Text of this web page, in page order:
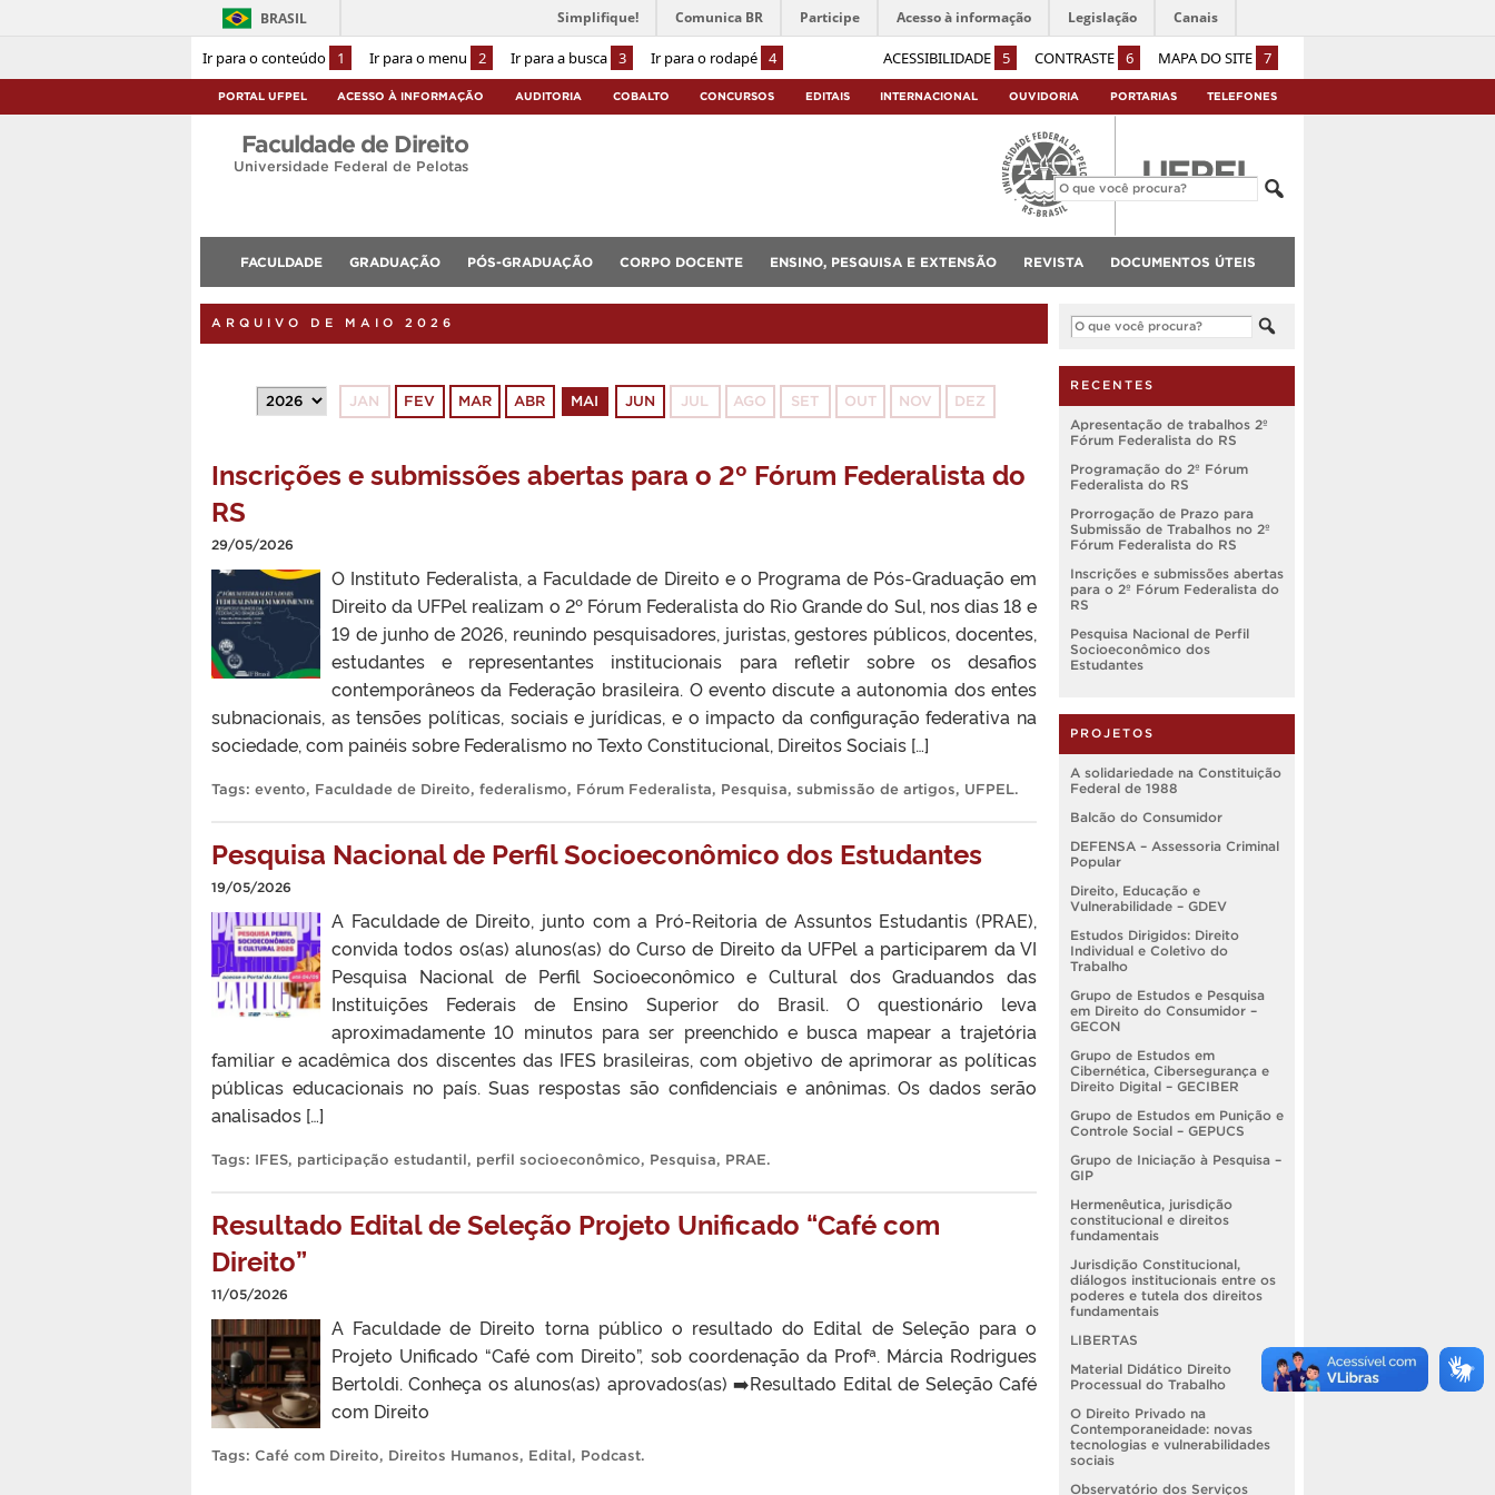
Ir para o conteúdo 1 Ir para o menu 2 Ir para a busca 3 Ir para o rodapé 4 ACESSIBILIDADE 5 CONTRASTE 6 MAPA DO SITE 7
BRASIL Simplifique! Comunica BR Participe Acesso à informação Legislação Canais
PORTAL UFPEL ACESSO À INFORMAÇÃO AUDITORIA COBALTO CONCURSOS EDITAIS INTERNACIONAL OUVIDORIA PORTARIAS TELEFONES
Faculdade de Direito
Universidade Federal de Pelotas
FACULDADE GRADUAÇÃO PÓS-GRADUAÇÃO CORPO DOCENTE ENSINO, PESQUISA E EXTENSÃO REVISTA DOCUMENTOS ÚTEIS
ARQUIVO DE MAIO 2026
JAN FEV MAR ABR MAI JUN JUL AGO SET OUT NOV DEZ
Inscrições e submissões abertas para o 2º Fórum Federalista do
RS
29/05/2026
O Instituto Federalista, a Faculdade de Direito e o Programa de Pós-Graduação em
Direito da UFPel realizam o 2º Fórum Federalista do Rio Grande do Sul, nos dias 18 e
19 de junho de 2026, reunindo pesquisadores, juristas, gestores públicos, docentes,
estudantes e representantes institucionais para refletir sobre os desafios
contemporâneos da Federação brasileira. O evento discute a autonomia dos entes
subnacionais, as tensões políticas, sociais e jurídicas, e o impacto da configuração federativa na
sociedade, com painéis sobre Federalismo no Texto Constitucional, Direitos Sociais […]
Tags: evento, Faculdade de Direito, federalismo, Fórum Federalista, Pesquisa, submissão de artigos, UFPEL.
Pesquisa Nacional de Perfil Socioeconômico dos Estudantes
19/05/2026
A Faculdade de Direito, junto com a Pró-Reitoria de Assuntos Estudantis (PRAE),
convida todos os(as) alunos(as) do Curso de Direito da UFPel a participarem da VI
Pesquisa Nacional de Perfil Socioeconômico e Cultural dos Graduandos das
Instituições Federais de Ensino Superior do Brasil. O questionário leva
aproximadamente 10 minutos para ser preenchido e busca mapear a trajetória
familiar e acadêmica dos discentes das IFES brasileiras, com objetivo de aprimorar as políticas
públicas educacionais no país. Suas respostas são confidenciais e anônimas. Os dados serão
analisados […]
Tags: IFES, participação estudantil, perfil socioeconômico, Pesquisa, PRAE.
Resultado Edital de Seleção Projeto Unificado “Café com
Direito”
11/05/2026
A Faculdade de Direito torna público o resultado do Edital de Seleção para o
Projeto Unificado “Café com Direito”, sob coordenação da Profª. Márcia Rodrigues
Bertoldi. Conheça os alunos(as) aprovados(as) ➡️Resultado Edital de Seleção Café
com Direito
Tags: Café com Direito, Direitos Humanos, Edital, Podcast.
RECENTES
Apresentação de trabalhos 2º
Fórum Federalista do RS
Programação do 2º Fórum
Federalista do RS
Prorrogação de Prazo para
Submissão de Trabalhos no 2º
Fórum Federalista do RS
Inscrições e submissões abertas
para o 2º Fórum Federalista do
RS
Pesquisa Nacional de Perfil
Socioeconômico dos
Estudantes
PROJETOS
A solidariedade na Constituição
Federal de 1988
Balcão do Consumidor
DEFENSA – Assessoria Criminal
Popular
Direito, Educação e
Vulnerabilidade – GDEV
Estudos Dirigidos: Direito
Individual e Coletivo do
Trabalho
Grupo de Estudos e Pesquisa
em Direito do Consumidor –
GECON
Grupo de Estudos em
Cibernética, Cibersegurança e
Direito Digital – GECIBER
Grupo de Estudos em Punição e
Controle Social – GEPUCS
Grupo de Iniciação à Pesquisa –
GIP
Hermenêutica, jurisdição
constitucional e direitos
fundamentais
Jurisdição Constitucional,
diálogos institucionais entre os
poderes e tutela dos direitos
fundamentais
LIBERTAS
Material Didático Direito
Processual do Trabalho
O Direito Privado na
Contemporaneidade: novas
tecnologias e vulnerabilidades
sociais
Observatório dos Serviços